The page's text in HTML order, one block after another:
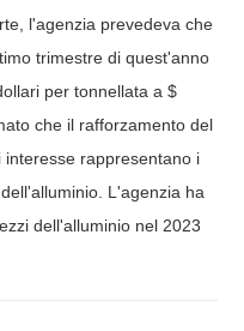
l'agenzia prevedeva che
trimestre di quest'anno
per tonnellata a $
che il rafforzamento del
interesse rappresentano i
L'agenzia ha
dell'alluminio nel 2023